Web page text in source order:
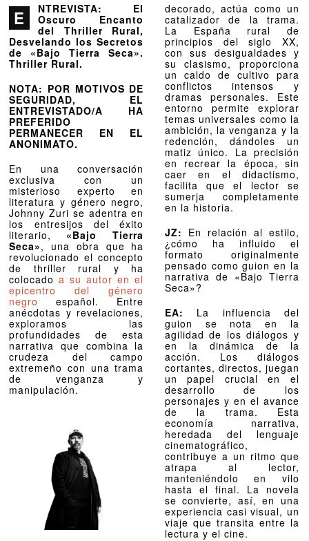
E
NTREVISTA: El
Oscuro Encanto
del Thriller Rural,
Desvelando los Secretos
de «Bajo Tierra Seca».
Thriller Rural.
NOTA: POR MOTIVOS DE
SEGURIDAD, EL
ENTREVISTADO/A HA
PREFERIDO
PERMANECER EN EL
ANONIMATO.
En una conversación
exclusiva con un
misterioso experto en
literatura y género negro,
Johnny Zuri se adentra en
los entresijos del éxito
literario, «Bajo Tierra
Seca», una obra que ha
revolucionado el concepto
de thriller rural y ha
colocadoa su autor en el
epicentro del género
negro
español. Entre
anécdotas y revelaciones,
exploramos las
profundidades de esta
narrativa que combina la
crudeza del campo
extremeño con una trama
de venganza y
manipulación.
decorado, actúa como un
catalizador de la trama.
La España rural de
principios del siglo XX,
con sus desigualdades y
su clasismo, proporciona
un caldo de cultivo para
conflictos intensos y
dramas personales. Este
entorno permite explorar
temas universales como la
ambición, la venganza y la
redención, dándoles un
matiz único. La precisión
en recrear la época, sin
caer en el didactismo,
facilita que el lector se
sumerja completamente
en la historia.
JZ: En relación al estilo,
¿cómo ha influido el
formato originalmente
pensado como guion en la
narrativa de «Bajo Tierra
Seca»?
EA: La influencia del
guion se nota en la
agilidad de los diálogos y
en la dinámica de la
acción. Los diálogos
cortantes, directos, juegan
un papel crucial en el
desarrollo de los
personajes y en el avance
de la trama. Esta
economía narrativa,
heredada del lenguaje
cinematográfico,
contribuye a un ritmo que
atrapa al lector,
manteniéndolo en vilo
hasta el final. La novela
se convierte, así, en una
experiencia casi visual, un
viaje que transita entre la
lectura y el cine.